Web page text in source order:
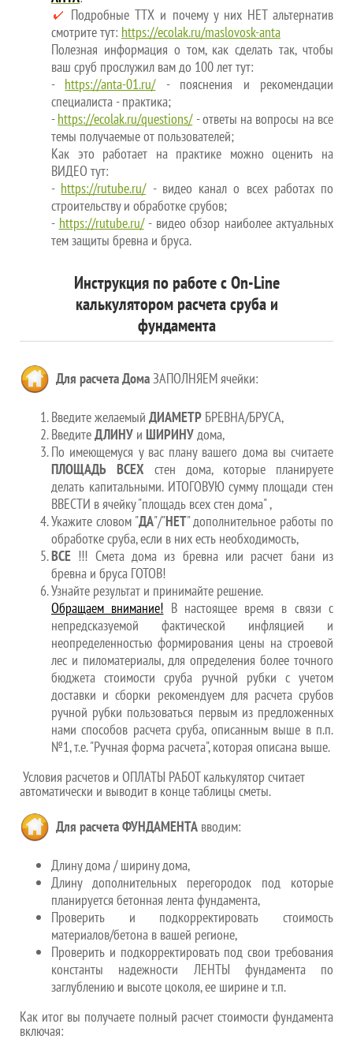
Подробные ТТХ и почему у них НЕТ альтернатив
смотрите тут: https://ecolak.ru/maslovosk-anta
Полезная информация о том, как сделать так, чтобы
ваш сруб прослужил вам до 100 лет тут:
- https://anta-01.ru/- пояснения и рекомендации
специалиста - практика;
-https://ecolak.ru/questions/- ответы на вопросы на все
темы получаемые от пользователей;
Как это работает на практике можно оценить на
ВИДЕО тут:
- https://rutube.ru/- видео канал о всех работах по
строительству и обработке срубов;
- https://rutube.ru/- видео обзор наиболее актуальных
тем защиты бревна и бруса.
Инструкция по работе с On-Line
калькулятором расчета сруба и
фундамента
Для расчета ДомаЗАПОЛНЯЕМ ячейки:
Введите желаемый ДИАМЕТР БРЕВНА/БРУСА,
ВведитеДЛИНУ и ШИРИНУдома,
По имеющемуся у вас плану вашего дома вы считаете
ПЛОЩАДЬ ВСЕХ стен дома, которые планируете
делать капитальными. ИТОГОВУЮ сумму площади стен
ВВЕСТИ в ячейку "площадь всех стен дома" ,
Укажите словом "ДА"/"НЕТ" дополнительное работы по
обработке сруба, если в них есть необходимость,
ВСЕ !!! Смета дома из бревна или расчет бани из
бревна и бруса ГОТОВ!
Узнайте результат и принимайте решение.
Обращаем внимание! В настоящее время в связи с
непредсказуемой фактической инфляцией и
неопределенностью формирования цены на строевой
лес и пиломатериалы, для определения более точного
бюджета стоимости сруба ручной рубки с учетом
доставки и сборки рекомендуем для расчета срубов
ручной рубки пользоваться первым из предложенных
нами способов расчета сруба, описанным выше в п.п.
№1, т.е. "Ручная форма расчета", которая описана выше.
Условия расчетов и ОПЛАТЫ РАБОТ калькулятор считает
автоматически и выводит в конце таблицы сметы.
Для расчета ФУНДАМЕНТА вводим:
Длину дома / ширину дома,
Длину дополнительных перегородок под которые
планируется бетонная лента фундамента,
Проверить и подкорректировать стоимость
материалов/бетона в вашей регионе,
Проверить и подкорректировать под свои требования
константы надежности ЛЕНТЫ фундамента по
заглублению и высоте цоколя, ее ширине и т.п.
Как итог вы получаете полный расчет стоимости фундамента
включая: